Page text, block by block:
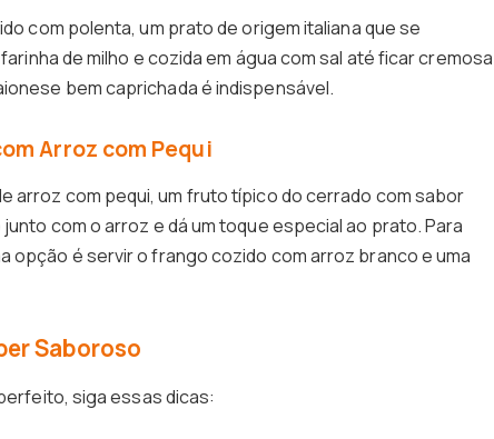
com polenta, um prato de origem italiana que se
de milho e cozida em água com sal até ficar
bem caprichada é indispensável.
Arroz com Pequi
arroz com pequi, um fruto típico do cerrado com sabor
com o arroz e dá um toque especial ao prato. Para
opção é servir o frango cozido com arroz branco e uma
Saboroso
siga essas dicas: